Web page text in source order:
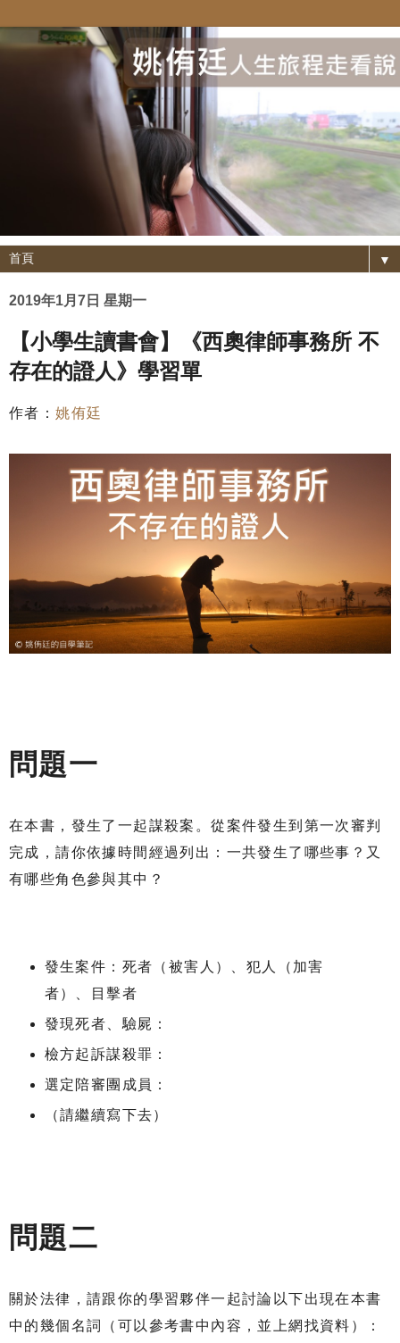
▼
2019年1月7日 星期一
【小學生讀書會】《西奧律師事務所 不
存在的證人》學習單
作者：姚侑廷
問題一
在本書，發生了一起謀殺案。從案件發生到第一次審判
完成，請你依據時間經過列出：一共發生了哪些事？又
有哪些角色參與其中？
發生案件：死者（被害人）、犯人（加害
者）、目擊者
發現死者、驗屍：
檢方起訴謀殺罪：
選定陪審團成員：
（請繼續寫下去）
問題二
關於法律，請跟你的學習夥伴一起討論以下出現在本書
中的幾個名詞（可以參考書中內容，並上網找資料）：